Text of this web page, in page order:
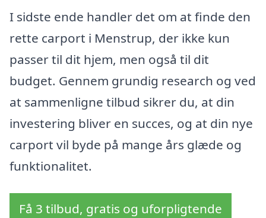
I sidste ende handler det om at finde den
rette carport i Menstrup, der ikke kun
passer til dit hjem, men også til dit
budget. Gennem grundig research og ved
at sammenligne tilbud sikrer du, at din
investering bliver en succes, og at din nye
carport vil byde på mange års glæde og
funktionalitet.
Få 3 tilbud, gratis og uforpligtende